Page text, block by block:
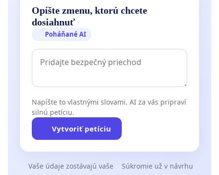
Opíšte zmenu, ktorú chcete
dosiahnuť
Poháňané AI
Napíšte to vlastnými slovami. AI za vás pripraví
silnú petíciu.
Vytvoriť petíciu
Vaše údaje zostávajú vaše Súkromie už v návrhu